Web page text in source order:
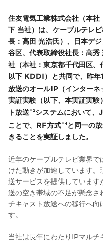
住友電気工業株式会社（本
下 当社）は、ケーブルテレ
長：髙田 光浩氏）、日本デ
谷区、代表取締役社長：高
社（本社：東京都千代田区、
以下 KDDI）と共同で、昨年
放送のオールIP（インターネ
実証実験（以下、本実証実
ト放送 ＊2システムにおいて
ことで、RF方式 ＊4 と同一の
きることを実証しました。
近年のケーブルテレビ業界
けた動きが加速しています
送サービスを提供していま
送の空き帯域の不足が懸念
チキャスト放送への移行へ向
す。
当社は長年にわたりIPマル